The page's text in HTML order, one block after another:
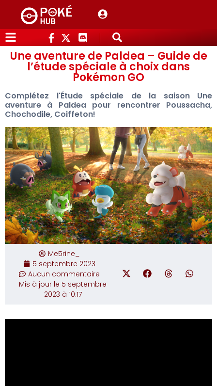
Une aventure de Paldea – Guide de
l’étude spéciale à choix dans
Pokémon GO
Complétez l'Étude spéciale de la saison Une
aventure à Paldea pour rencontrer Poussacha,
Chochodile, Coiffeton!
Me5rine_
5 septembre 2023
Aucun commentaire
Mis à jour le 5 septembre
2023 à 10:17